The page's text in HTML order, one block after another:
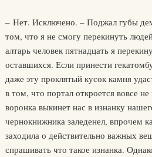
– Нет. Исключено. – Поджал губы
том, что я не смогу перекинуть
алтарь человек пятнадцать я
оставшихся. Если принести
даже эту проклятый кусок камня
в том, что портал откроется вовсе
воронка выкинет нас в изнанку
чернокнижника заледенел, впрочем
заходила о действительно важных
спрашивать что такое изнанка.